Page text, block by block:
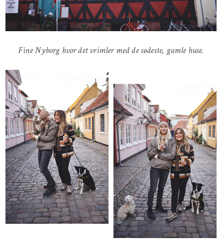
Fine Nyborg hvor det vrimler med de sødeste, gamle huse.